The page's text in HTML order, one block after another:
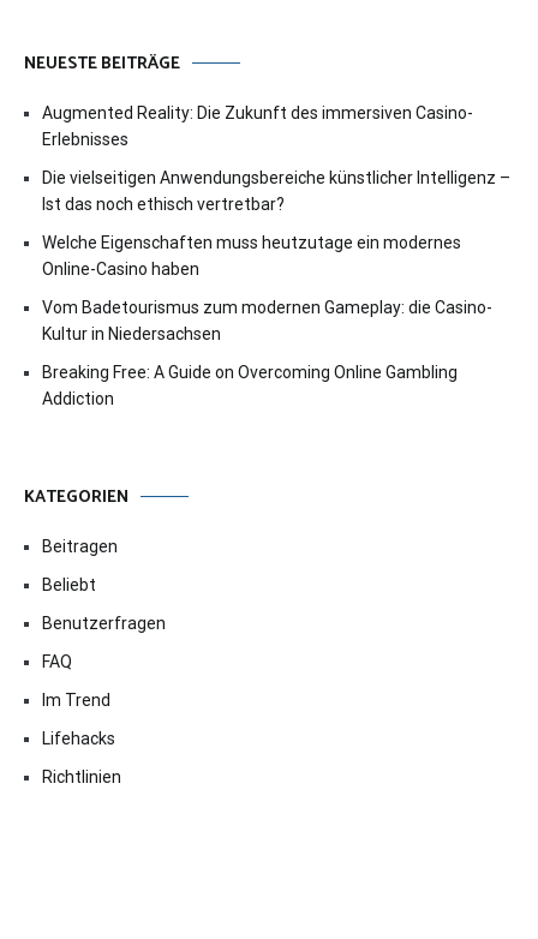
NEUESTE BEITRÄGE
Augmented Reality: Die Zukunft des immersiven Casino-
Erlebnisses
Die vielseitigen Anwendungsbereiche künstlicher Intelligenz –
Ist das noch ethisch vertretbar?
Welche Eigenschaften muss heutzutage ein modernes
Online-Casino haben
Vom Badetourismus zum modernen Gameplay: die Casino-
Kultur in Niedersachsen
Breaking Free: A Guide on Overcoming Online Gambling
Addiction
KATEGORIEN
Beitragen
Beliebt
Benutzerfragen
FAQ
Im Trend
Lifehacks
Richtlinien